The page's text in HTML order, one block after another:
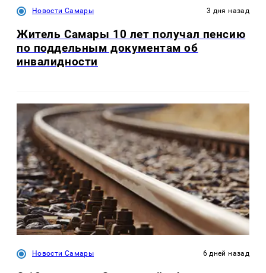
Новости Самары 3 дня назад
Житель Самары 10 лет получал пенсию
по поддельным документам об
инвалидности
Новости Самары 6 дней назад